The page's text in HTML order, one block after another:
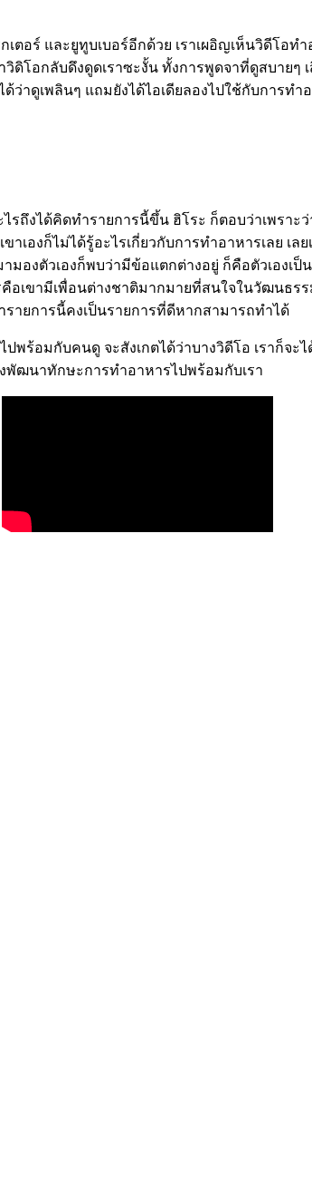
เตอร์ และยูทูบเบอร์อีกด้วย เราเผอิญเห็นวิดีโ
ดิโอกลับดึงดูดเราซะงั้น ทั้งการพูดจาที่ดูสบาย
าดูเพลินๆ แถมยังได้ไอเดียลองไปใช้กับการทำ
ถึงได้คิดทำรายการนี้ขึ้น ฮิโระ ก็ตอบว่าเพราะ
เองก็ไม่ได้รู้อะไรเกี่ยวกับการทำอาหารเลย เ
งตัวเองก็พบว่ามีข้อแตกต่างอยู่ ก็คือตัวเองเป็
อเขามีเพื่อนต่างชาติมากมายที่สนใจในวัฒน
ายการนี้คงเป็นรายการที่ดีหากสามารถทำได้
ปพร้อมกับคนดู จะสังเกตได้ว่าบางวิดีโอ เราก็
พัฒนาทักษะการทำอาหารไปพร้อมกับเรา